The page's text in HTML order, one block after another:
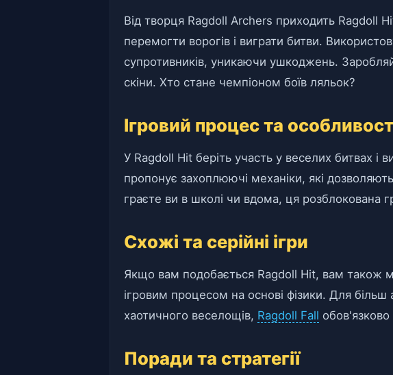
Від творця Ragdoll Archers приходить Ragdoll
перемогти ворогів і виграти битви.
супротивників, уникаючи ушкоджень.
скіни. Хто стане чемпіоном боїв ляльок?
Ігровий процес та
У Ragdoll Hit беріть участь у веселих битвах і
пропонує захоплюючі механіки, які
граєте ви в школі чи вдома, ця розблокована
Схожі та серійні ігри
Якщо вам подобається Ragdoll Hit, вам також
ігровим процесом на основі фізики. Для більш
хаотичного веселощів, Ragdoll Fall
Поради та стратегії